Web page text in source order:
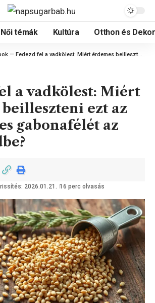
Női témák Kultúra Otthon és
— Fedezd fel a vadkölest: Miért érdemes beilleszteni ezt az egészséges gabonafélét az étrendedbe?
a vadkölest: Miért
ezt az
gabonafélét az
2026.01.21. 16 perc olvasás